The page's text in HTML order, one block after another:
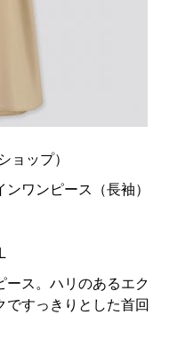
ョップ）
ワンピース（長袖）
ース。ハリのあるエク
ですっきりとした首回